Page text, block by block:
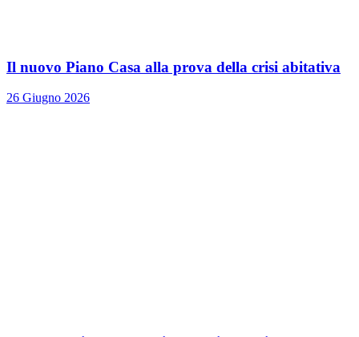
Il nuovo Piano Casa alla prova della crisi abitativa
26 Giugno 2026